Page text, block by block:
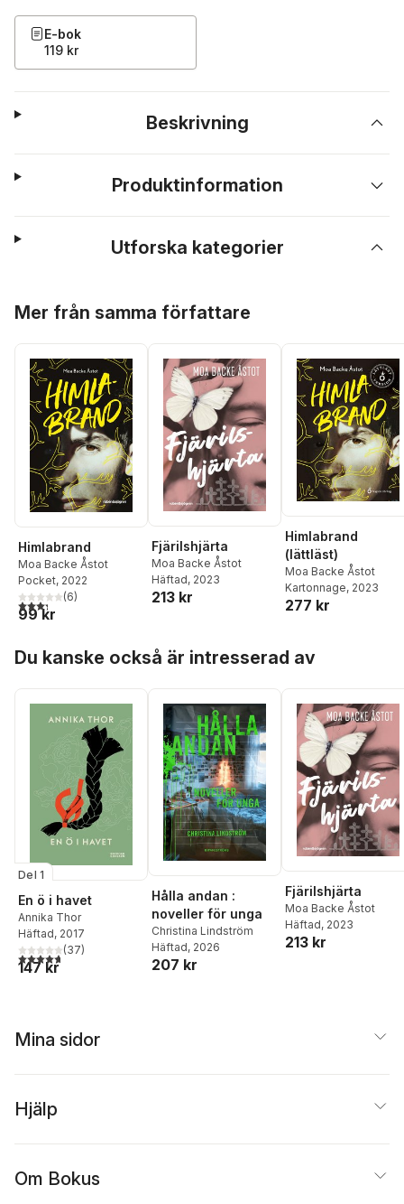
E-bok
119 kr
Beskrivning
Produktinformation
Utforska kategorier
Mer från samma författare
Himlabrand
Moa Backe Åstot
Pocket, 2022
3,3utav 5 stjärnor. Totalt antal röster:
(6)
99 kr
Fjärilshjärta
Moa Backe Åstot
Häftad, 2023
213 kr
Himlabrand
(lättläst)
Moa Backe Åstot
Kartonnage, 2023
277 kr
Du kanske också är intresserad av
Del 1
En ö i havet
Annika Thor
Häftad, 2017
4,7utav 5 stjärnor. Totalt antal röster:
(37)
147 kr
Hålla andan :
noveller för unga
Christina Lindström
Häftad, 2026
207 kr
Fjärilshjärta
Moa Backe Åstot
Häftad, 2023
213 kr
Mina sidor
Hjälp
Om Bokus